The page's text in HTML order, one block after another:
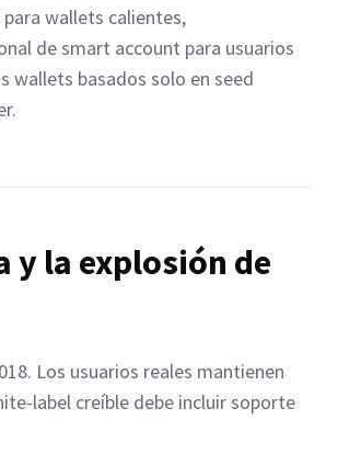
wallets calientes,
de smart account para usuarios
wallets basados solo en seed
y la explosión de
Los usuarios reales mantienen
label creíble debe incluir soporte